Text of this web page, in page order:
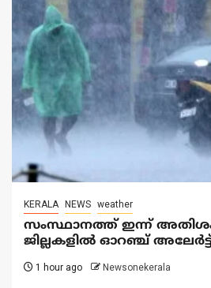
KERALA NEWS weather
സംസ്ഥാനത്ത് ഇന്ന്
ജില്ലകളിൽ ഓറഞ്ച്
1 hour ago Newsonekerala